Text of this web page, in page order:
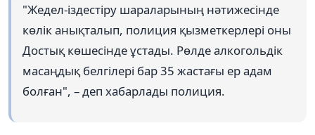
"Жедел-іздестіру шараларының нәтижесінде
көлік анықталып, полиция қызметкерлері оны
Достық көшесінде ұстады. Рөлде алкогольдік
масаңдық белгілері бар 35 жастағы ер адам
болған", – деп хабарлады полиция.